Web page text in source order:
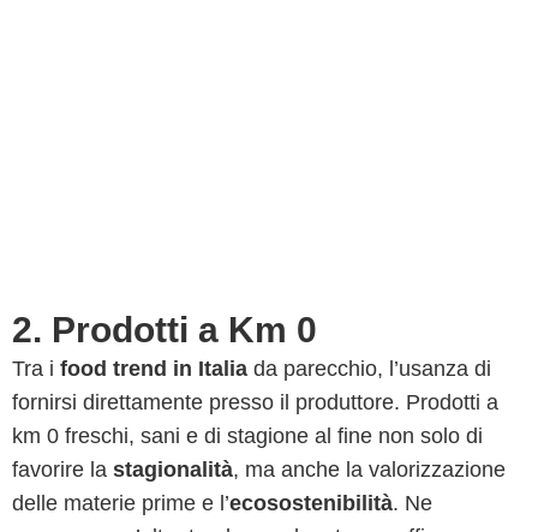
2. Prodotti a Km 0
Tra i food trend in Italia da parecchio, l’usanza di
fornirsi direttamente presso il produttore. Prodotti a
km 0 freschi, sani e di stagione al fine non solo di
favorire la stagionalità, ma anche la valorizzazione
delle materie prime e l’ecosostenibilità. Ne